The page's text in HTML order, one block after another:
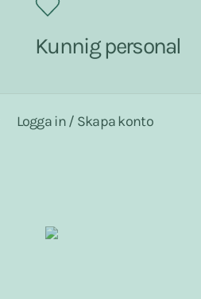
Kunnig personal
Logga in / Skapa konto